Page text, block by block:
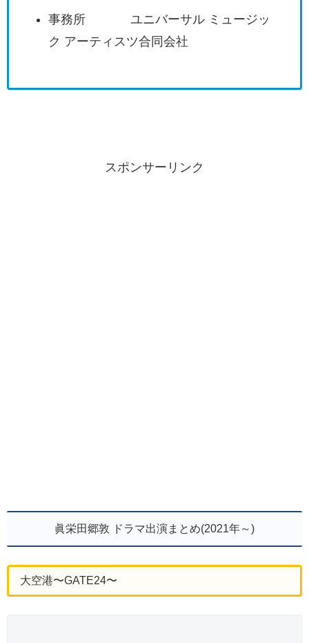
事務所 ユニバーサル ミュージッ
ク アーティスツ合同会社
スポンサーリンク
眞栄田郷敦 ドラマ出演まとめ(2021年～)
大空港〜GATE24〜